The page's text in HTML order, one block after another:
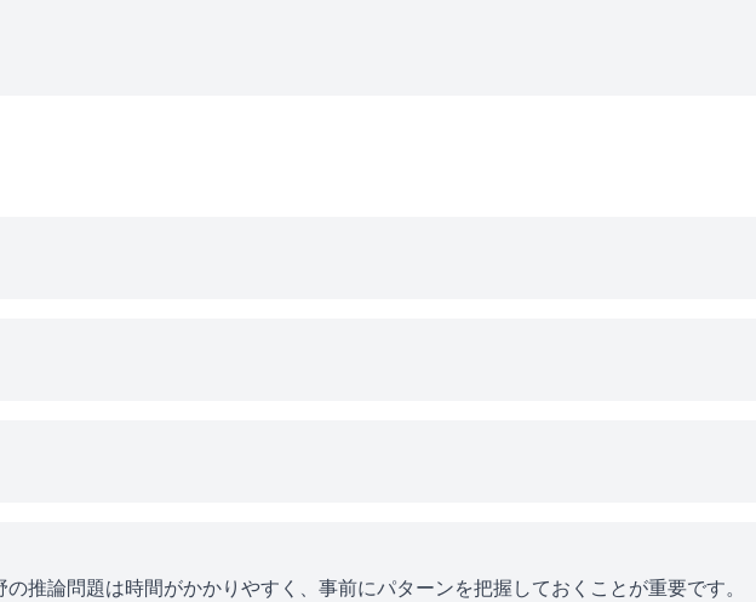
推論問題は時間がかかりやすく、事前にパターンを把握しておくことが重要です。